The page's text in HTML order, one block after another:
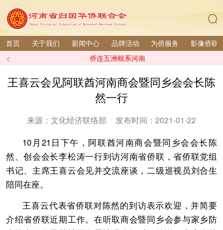
首页 关于我们 新闻中心 品牌活动 为侨服务 影像侨联
< 侨连五洲根系河南
王喜云会见阿联酋河南商会暨同乡会会长陈
然一行
来源：文化经济联络部 发布时间：2021-01-22
10月21日下午，阿联酋河南商会暨同乡会会长陈
然、创会会长李松涛一行到访河南省侨联，省侨联党组
书记、主席王喜云会见并交流座谈，二级巡视员刘合生
陪同在座。
王喜云代表省侨联对陈然的到访表示欢迎，并简要
介绍省侨联近期工作。在听取商会暨同乡会参与家乡防